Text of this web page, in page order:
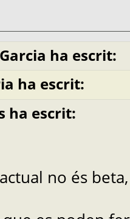
ha escrit:
ha escrit:
ha escrit:
no és